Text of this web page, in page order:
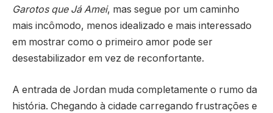
Garotos que Já Amei, mas segue por um caminho
mais incômodo, menos idealizado e mais interessado
em mostrar como o primeiro amor pode ser
desestabilizador em vez de reconfortante.
A entrada de Jordan muda completamente o rumo da
história. Chegando à cidade carregando frustrações e